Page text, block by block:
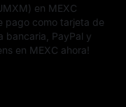
en MEXC
pago como tarjeta de
bancaria, PayPal y
en MEXC ahora!